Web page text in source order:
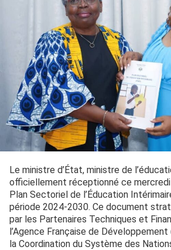
Le ministre d’État, ministre de
officiellement réceptionné ce
Plan Sectoriel de l’Éducation
période 2024-2030. Ce document
par les Partenaires Techniques et
l’Agence Française de Développement
la Coordination du Système des